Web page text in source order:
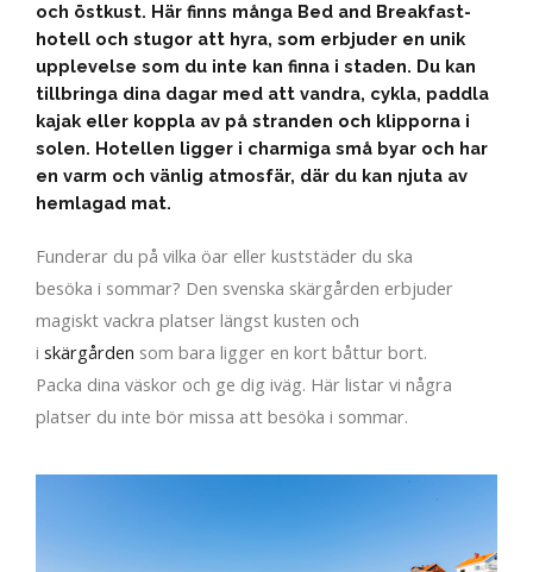
och östkust. Här finns många Bed and Breakfast-
hotell och stugor att hyra, som erbjuder en unik
upplevelse som du inte kan finna i staden. Du kan
tillbringa dina dagar med att vandra, cykla, paddla
kajak eller koppla av på stranden och klipporna i
solen. Hotellen ligger i charmiga små byar och har
en varm och vänlig atmosfär, där du kan njuta av
hemlagad mat.
Funderar du på vilka öar eller kuststäder du ska
besöka i sommar? Den svenska skärgården erbjuder
magiskt vackra platser längst kusten och
i skärgården som bara ligger en kort båttur bort.
Packa dina väskor och ge dig iväg. Här listar vi några
platser du inte bör missa att besöka i sommar.